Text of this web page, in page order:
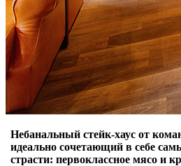
Небанальный стейк-хаус от
идеально сочетающий в себе
страсти: первоклассное мясо и